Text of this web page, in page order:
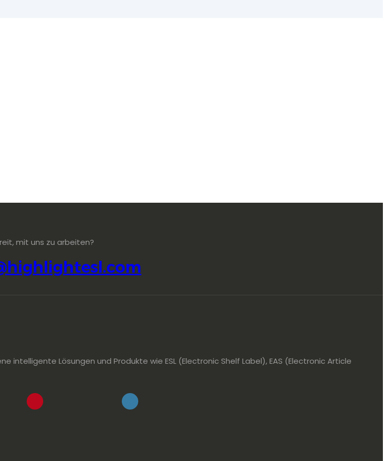
mit uns zu arbeiten?
intelligente Lösungen und Produkte wie ESL (Electronic Shelf Label), EAS (Electronic Article